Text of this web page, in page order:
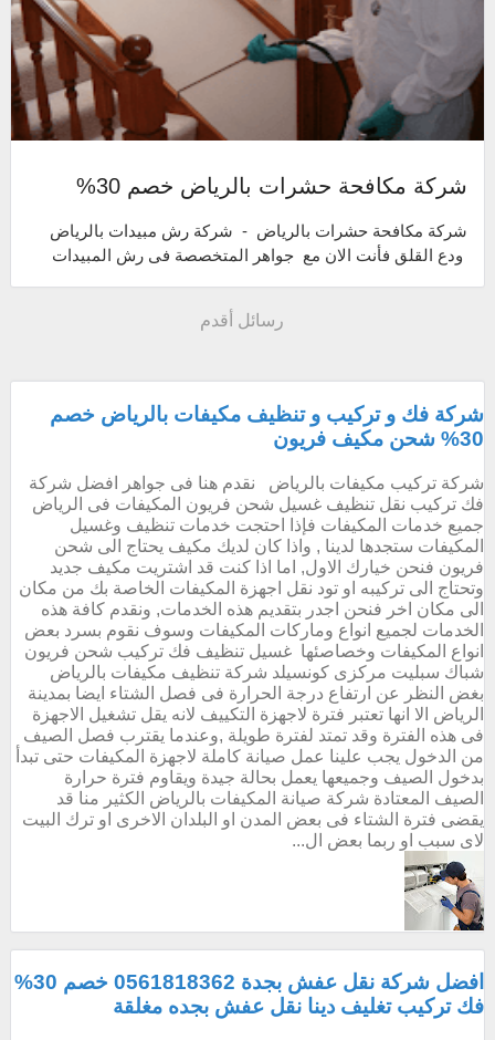
شركة مكافحة حشرات بالرياض خصم 30%
شركة مكافحة حشرات بالرياض - شركة رش مبيدات بالرياض
ودع القلق فأنت الان مع جواهر المتخصصة فى رش المبيدات
رسائل أقدم
شركة فك و تركيب و تنظيف مكيفات بالرياض خصم
30% شحن مكيف فريون
شركة تركيب مكيفات بالرياض نقدم هنا فى جواهر افضل شركة
فك تركيب نقل تنظيف غسيل شحن فريون المكيفات فى الرياض
جميع خدمات المكيفات فإذا احتجت خدمات تنظيف وغسيل
المكيفات ستجدها لدينا , واذا كان لديك مكيف يحتاج الى شحن
فريون فنحن خيارك الاول, اما اذا كنت قد اشتريت مكيف جديد
وتحتاج الى تركيبه او تود نقل اجهزة المكيفات الخاصة بك من مكان
الى مكان اخر فنحن اجدر بتقديم هذه الخدمات, ونقدم كافة هذه
الخدمات لجميع انواع وماركات المكيفات وسوف نقوم بسرد بعض
انواع المكيفات وخصاصئها غسيل تنظيف فك تركيب شحن فريون
شباك سبليت مركزى كونسيلد شركة تنظيف مكيفات بالرياض
بغض النظر عن ارتفاع درجة الحرارة فى فصل الشتاء ايضا بمدينة
الرياض الا انها تعتبر فترة لاجهزة التكييف لانه يقل تشغيل الاجهزة
فى هذه الفترة وقد تمتد لفترة طويلة ,وعندما يقترب فصل الصيف
من الدخول يجب علينا عمل صيانة كاملة لاجهزة المكيفات حتى تبدأ
بدخول الصيف وجميعها يعمل بحالة جيدة ويقاوم فترة حرارة
الصيف المعتادة شركة صيانة المكيفات بالرياض الكثير منا قد
يقضى فترة الشتاء فى بعض المدن او البلدان الاخرى او ترك البيت
لاى سبب او ربما بعض ال...
افضل شركة نقل عفش بجدة 0561818362 خصم 30%
فك تركيب تغليف دينا نقل عفش بجده مغلقة